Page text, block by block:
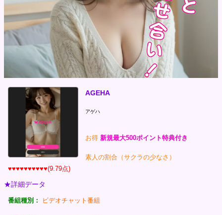
AGEHA
アゲハ
お得 新規最大500ポイント特典付き
素人の割合（サクラの少なさ）
♥♥♥♥♥♥♥♥♥♥(9.79点)
★詳細データ
番組種別： ビデオチャット番組